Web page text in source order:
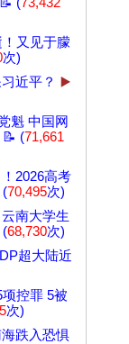
又见于朦
次)
近平？
▶️
魁 中国网
📝 (71,661
2026高考
(70,495次)
南大学生
(68,730次)
超大陆近
控罪 5被
次)
跌入恐惧